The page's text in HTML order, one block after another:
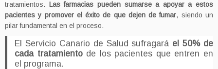
tratamientos. Las farmacias pueden sumarse a apoyar a estos
pacientes y promover el éxito de que dejen de fumar, siendo un
pilar fundamental en el proceso.
El Servicio Canario de Salud sufragará el 50% de
cada tratamiento de los pacientes que entren en
el programa.